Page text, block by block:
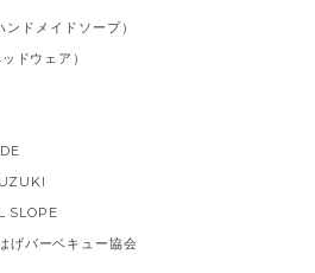
ドメイドソープ）
ドウェア）
SLOPE
げバーベキュー協会